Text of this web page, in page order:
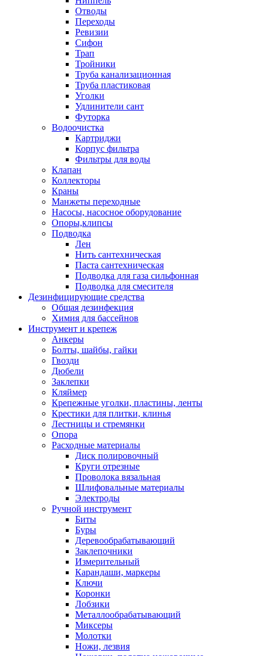
Отводы
Переходы
Ревизии
Сифон
Трап
Тройники
Труба канализационная
Труба пластиковая
Уголки
Удлинители сант
Футорка
Водоочистка
Картриджи
Корпус фильтра
Фильтры для воды
Клапан
Коллекторы
Краны
Манжеты переходные
Насосы, насосное оборудование
Опоры,клипсы
Подводка
Лен
Нить сантехническая
Паста сантехническая
Подводка для газа сильфонная
Подводка для смесителя
Дезинфицирующие средства
Общая дезинфекция
Химия для бассейнов
Инструмент и крепеж
Анкеры
Болты, шайбы, гайки
Гвозди
Дюбели
Заклепки
Кляймер
Крепежные уголки, пластины, ленты
Крестики для плитки, клинья
Лестницы и стремянки
Опора
Расходные материалы
Диск полировочный
Круги отрезные
Проволока вязальная
Шлифовальные материалы
Электроды
Ручной инструмент
Биты
Буры
Деревообрабатывающий
Заклепочники
Измерительный
Карандаши, маркеры
Ключи
Коронки
Лобзики
Металлообрабатывающий
Миксеры
Молотки
Ножи, лезвия